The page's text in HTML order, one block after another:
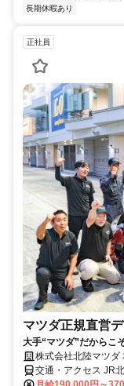
長期休暇あり
正社員
マツダ正規直営
大手“マツダ”だからこ
株式会社北陸マツダ
交通・アクセス JR